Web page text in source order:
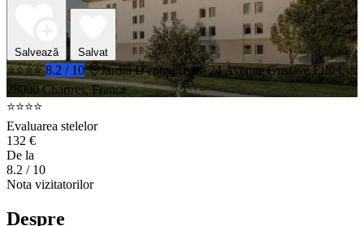
Salvează Salvat
⭐⭐⭐⭐ 8.2 / 10
Jardin D'entreprises- 24 Avenue Gustave Eiffel,
28000 Chartres, France
⭐⭐⭐⭐
Evaluarea stelelor
132 €
De la
8.2 / 10
Nota vizitatorilor
Despre